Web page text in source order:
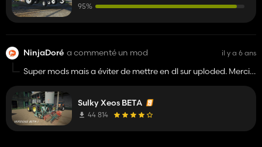
95%
NinjaDoré a commenté un mod il y a 6 ans
Super mods mais a éviter de mettre en dl sur uploded. Merci
Sulky Xeos BETA
44 814